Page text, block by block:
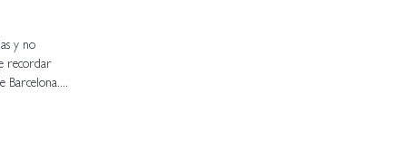
y no
recordar
Barcelona....